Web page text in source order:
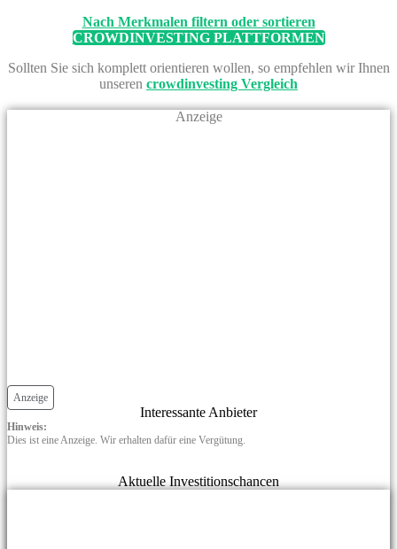
Nach Merkmalen filtern oder sortieren
CROWDINVESTING PLATTFORMEN
Sollten Sie sich komplett orientieren wollen, so empfehlen wir Ihnen
unseren crowdinvesting Vergleich
Anzeige
Anzeige
Interessante Anbieter
Hinweis:
Dies ist eine Anzeige. Wir erhalten dafür eine Vergütung.
Aktuelle Investitionschancen